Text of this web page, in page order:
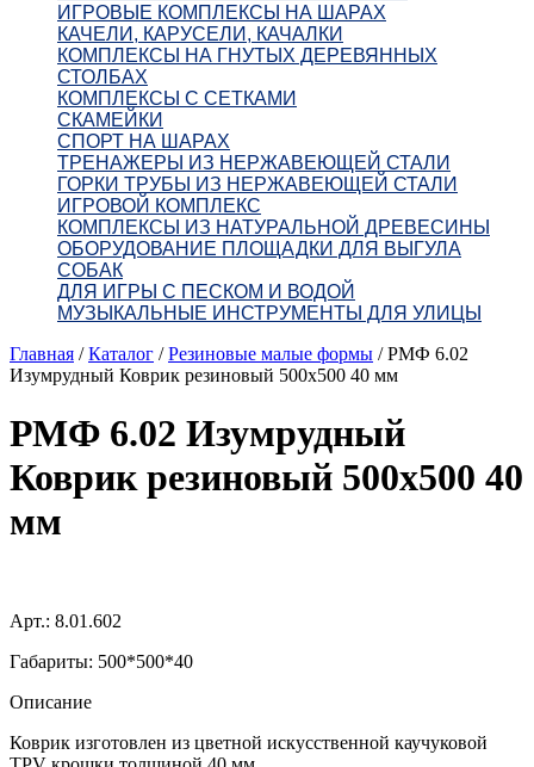
ИГРОВЫЕ КОМПЛЕКСЫ НА ШАРАХ
КАЧЕЛИ, КАРУСЕЛИ, КАЧАЛКИ
КОМПЛЕКСЫ НА ГНУТЫХ ДЕРЕВЯННЫХ
СТОЛБАХ
КОМПЛЕКСЫ С СЕТКАМИ
СКАМЕЙКИ
СПОРТ НА ШАРАХ
ТРЕНАЖЕРЫ ИЗ НЕРЖАВЕЮЩЕЙ СТАЛИ
ГОРКИ ТРУБЫ ИЗ НЕРЖАВЕЮЩЕЙ СТАЛИ
ИГРОВОЙ КОМПЛЕКС
КОМПЛЕКСЫ ИЗ НАТУРАЛЬНОЙ ДРЕВЕСИНЫ
ОБОРУДОВАНИЕ ПЛОЩАДКИ ДЛЯ ВЫГУЛА
СОБАК
ДЛЯ ИГРЫ С ПЕСКОМ И ВОДОЙ
МУЗЫКАЛЬНЫЕ ИНСТРУМЕНТЫ ДЛЯ УЛИЦЫ
Главная /Каталог /Резиновые малые формы /РМФ 6.02
Изумрудный Коврик резиновый 500х500 40 мм
РМФ 6.02 Изумрудный
Коврик резиновый 500х500 40
мм
Арт.: 8.01.602
Габариты: 500*500*40
Описание
Коврик изготовлен из цветной искусственной каучуковой